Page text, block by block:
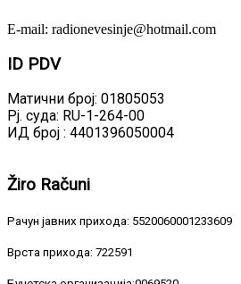
E-mail: radionevesinje@hotmail.com
ID PDV
Матични број: 01805053
Рј. суда: RU-1-264-00
ИД број : 4401396050004
Žiro Računi
Рачун јавних прихода: 5520060001233609
Врста прихода: 722591